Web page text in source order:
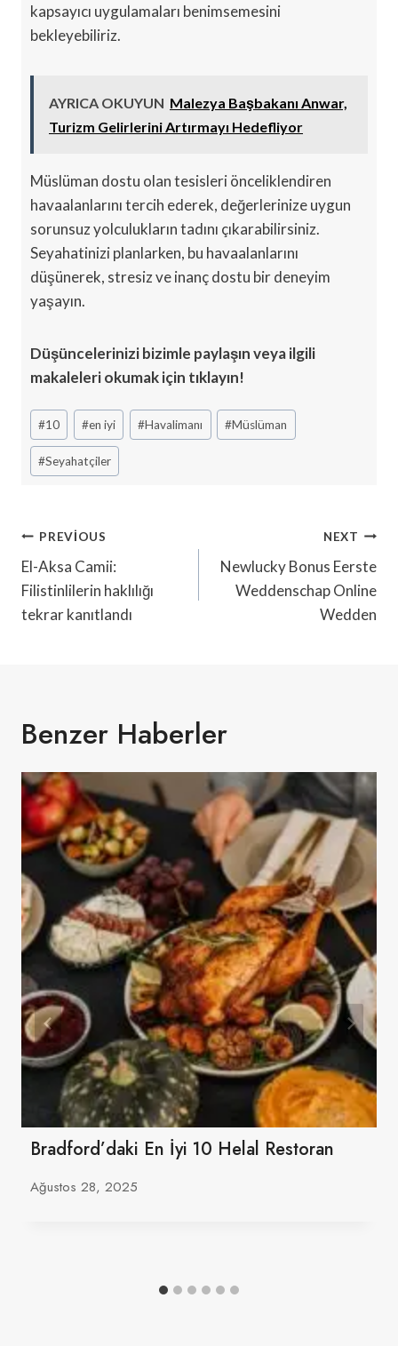
kapsayıcı uygulamaları benimsemesini
bekleyebiliriz.
AYRICA OKUYUN Malezya Başbakanı Anwar,
Turizm Gelirlerini Artırmayı Hedefliyor
Müslüman dostu olan tesisleri önceliklendiren
havaalanlarını tercih ederek, değerlerinize uygun
sorunsuz yolculukların tadını çıkarabilirsiniz.
Seyahatinizi planlarken, bu havaalanlarını
düşünerek, stresiz ve inanç dostu bir deneyim
yaşayın.
Düşüncelerinizi bizimle paylaşın veya ilgili
makaleleri okumak için tıklayın!
Post
Tags:
#10 #en iyi #Havalimanı #Müslüman
#Seyahatçiler
Yazı
Gezinmesi
PREVIOUS
El-Aksa Camii:
Filistinlilerin haklılığı
tekrar kanıtlandı
NEXT
Newlucky Bonus Eerste
Weddenschap Online
Wedden
Benzer Haberler
Bradford’daki En İyi 10 Helal Restoran
Ağustos 28, 2025